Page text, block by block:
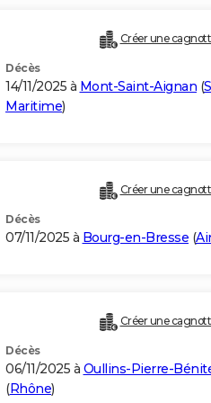
Créer une
Décès
14/11/2025 à Mont-Saint-Aignan (
Maritime)
Créer une
Décès
07/11/2025 à Bourg-en-Bresse (
Créer une
Décès
06/11/2025 à Oullins-Pierre-
(Rhône)